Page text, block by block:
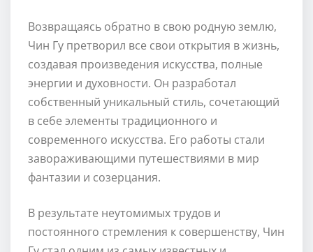
Возвращаясь обратно в свою родную землю,
Чин Гу претворил все свои открытия в жизнь,
создавая произведения искусства, полные
энергии и духовности. Он разработал
собственный уникальный стиль, сочетающий
в себе элементы традиционного и
современного искусства. Его работы стали
завораживающими путешествиями в мир
фантазии и созерцания.
В результате неутомимых трудов и
постоянного стремления к совершенству, Чин